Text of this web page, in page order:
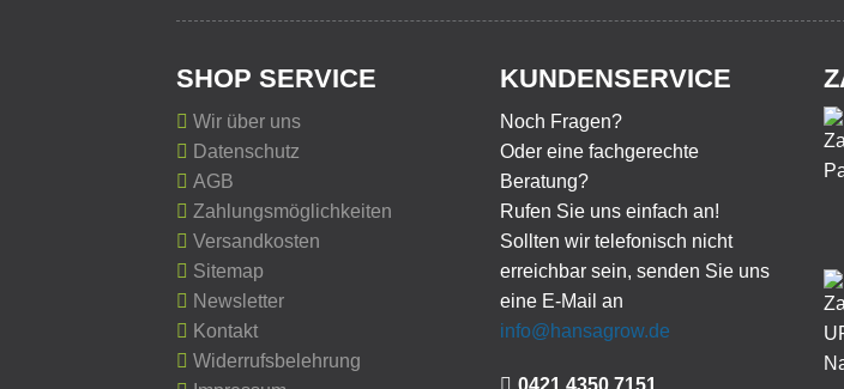
SHOP SERVICE
Wir über uns
Datenschutz
AGB
Zahlungsmöglichkeiten
Versandkosten
Sitemap
Newsletter
Kontakt
Widerrufsbelehrung
KUNDENSERVICE
Noch Fragen?
Oder eine fachgerechte
Beratung?
Rufen Sie uns einfach an!
Sollten wir telefonisch nicht
erreichbar sein, senden Sie uns
eine E-Mail an
info@hansagrow.de